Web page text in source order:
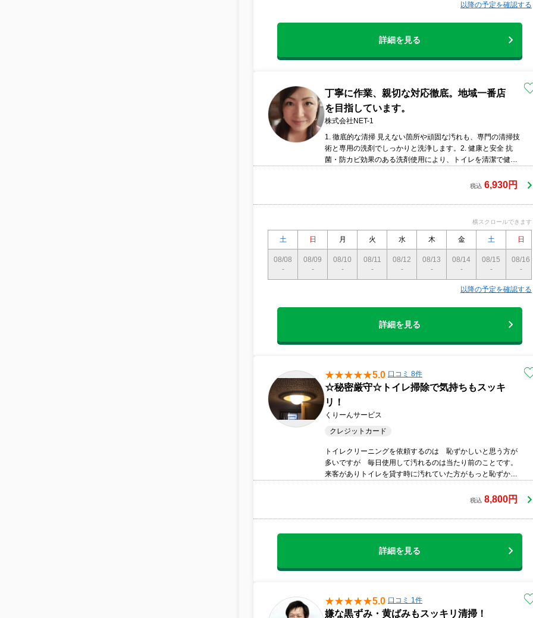
以降の予定を確認する
詳細を見る
丁寧に作業、親切な対応徹底。地域一番店
を目指しています。
株式会社NET-1
1. 徹底的な清掃 見えない箇所や頑固な汚れも、専門の清掃技
術と専用の洗剤でしっかりと洗浄します。2. 健康と安全 抗
菌・防カビ効果のある洗剤使用により、トイレを清潔で健康
いて、悪臭を根本から解消します。訓練を受けた専門のスタ
す。
税込 6,930円
横スクロールできます
土 日 月 火 水 木 金 土 日
08/08
-
08/09
-
08/10
-
08/11
-
08/12
-
08/13
-
08/14
-
08/15
-
08/16
-
以降の予定を確認する
詳細を見る
5.0 口コミ 8件
☆秘密厳守☆トイレ掃除で気持ちもスッキ
リ！
くりーんサービス
クレジットカード
トイレクリーニングを依頼するのは 恥ずかしいと思う方が
多いですが 毎日使用して汚れるのは当たり前のことです。
来客がありトイレを貸す時に汚れていた方がもっと恥ずかし
す。お客様の気になる汚れ、場所等をお聞きし、正確に対
た落ちにくい水あか、尿石には、専用の洗剤にて浸け置きを
税込 8,800円
詳細を見る
5.0 口コミ 1件
嫌な黒ずみ・黄ばみもスッキリ清掃！